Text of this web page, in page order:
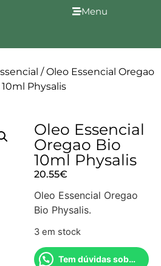
Menu
/ Oleo Essencial Oregao
Physalis
Oleo Essencial
Oregao Bio
10ml Physalis
20.55€
Oleo Essencial Oregao
Bio Physalis.
3 em stock
Tem dúvidas sobre este produto?